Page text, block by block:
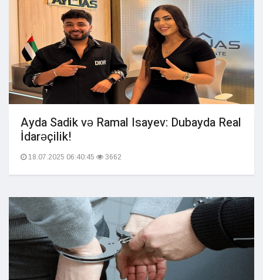
Ayda Sadik və Ramal Isayev: Dubayda Real
İdarəçilik!
18.07.2025 06:40:45 3662